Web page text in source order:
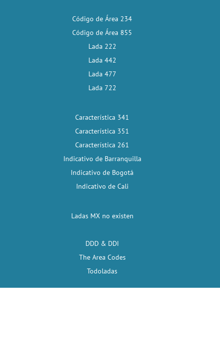
Código de Área 234
Código de Área 855
Lada 222
Lada 442
Lada 477
Lada 722
Característica 341
Característica 351
Característica 261
Indicativo de Barranquilla
Indicativo de Bogotá
Indicativo de Cali
Ladas MX no existen
DDD & DDI
The Area Codes
Todoladas